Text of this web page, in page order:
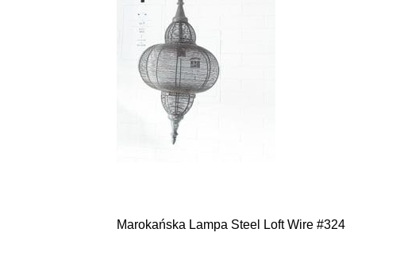
Nawigacja
Marokańska Lampa Steel Loft Wire #324